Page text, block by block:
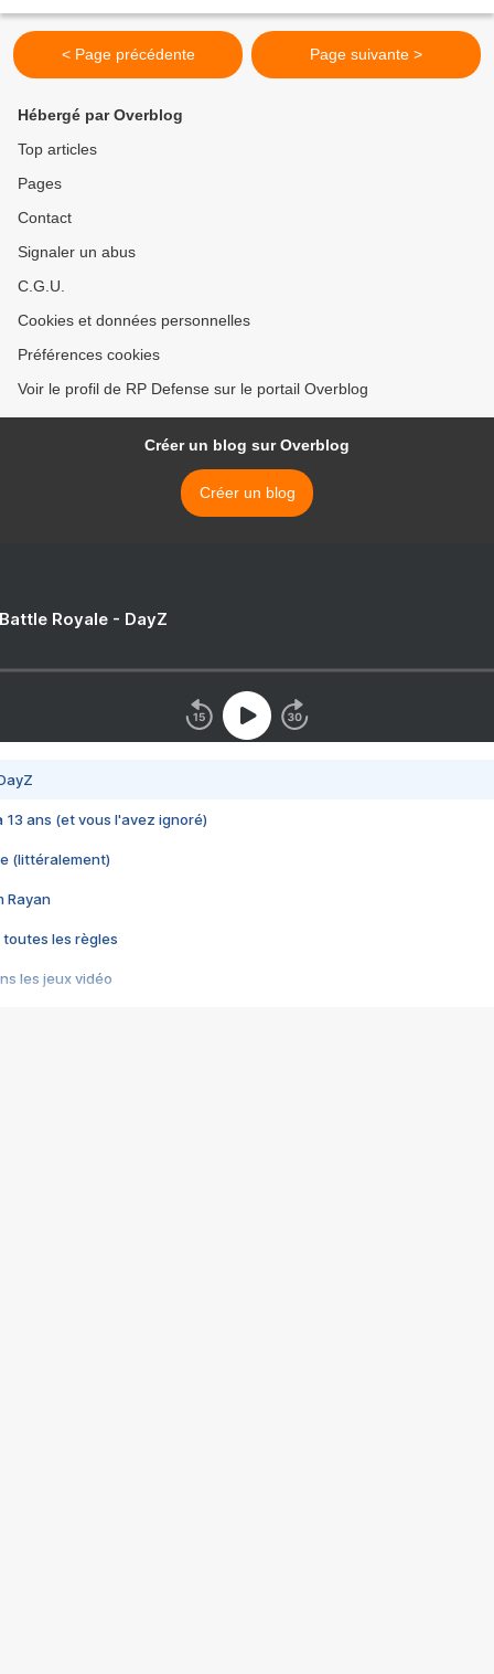
< Page précédente Page suivante >
Hébergé par Overblog
Top articles
Pages
Contact
Signaler un abus
C.G.U.
Cookies et données personnelles
Préférences cookies
Voir le profil de RP Defense sur le portail Overblog
Créer un blog sur Overblog
Créer un blog
Royale - DayZ
13 ans (et vous l'avez ignoré)
(littéralement)
Rayan
toutes les règles
les jeux vidéo